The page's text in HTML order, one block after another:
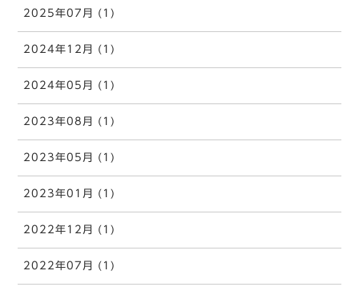
2025年07月 (1)
2024年12月 (1)
2024年05月 (1)
2023年08月 (1)
2023年05月 (1)
2023年01月 (1)
2022年12月 (1)
2022年07月 (1)